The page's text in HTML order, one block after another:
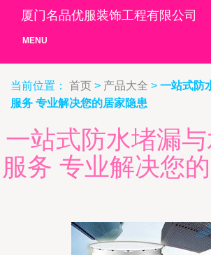
厦门名品优服装饰工程有限公司
MENU
当前位置： 首页 > 产品大全 > 一站式防
服务 专业解决您的居家隐患
一站式防水堵漏
服务 专业解决您